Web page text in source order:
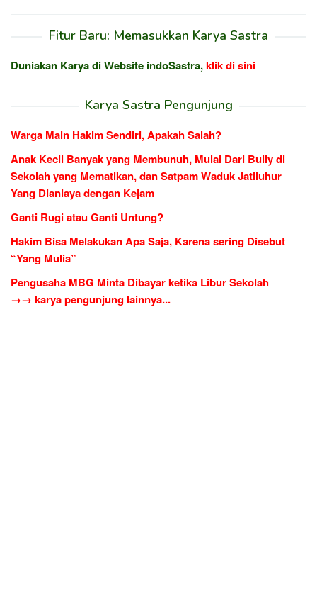
Fitur Baru: Memasukkan Karya Sastra
Duniakan Karya di Website indoSastra,klik di sini
Karya Sastra Pengunjung
Warga Main Hakim Sendiri, Apakah Salah?
Anak Kecil Banyak yang Membunuh, Mulai Dari Bully di
Sekolah yang Mematikan, dan Satpam Waduk Jatiluhur
Yang Dianiaya dengan Kejam
Ganti Rugi atau Ganti Untung?
Hakim Bisa Melakukan Apa Saja, Karena sering Disebut
“Yang Mulia”
Pengusaha MBG Minta Dibayar ketika Libur Sekolah
→→ karya pengunjung lainnya...